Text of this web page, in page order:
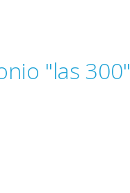
"las 300"